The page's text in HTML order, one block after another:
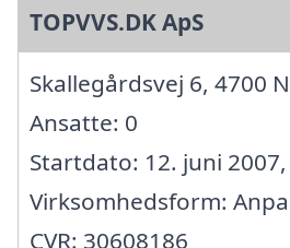
TOPVVS.DK ApS
Skallegårdsvej 6, 4700
Ansatte: 0
Startdato: 12. juni 2007,
Virksomhedsform:
CVR: 30608186